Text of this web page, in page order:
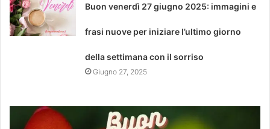
Buon venerdì 27 giugno 2025: immagini e
frasi nuove per iniziare l’ultimo giorno
della settimana con il sorriso
Giugno 27, 2025